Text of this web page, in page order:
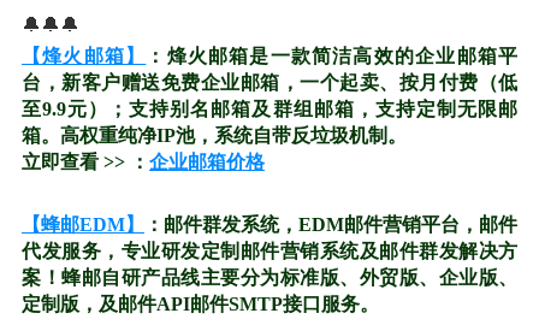
🔔🔔🔔
【烽火邮箱】
：烽火邮箱是一款简洁高效的企业邮箱平
台，新客户赠送免费企业邮箱，一个起卖、按月付费（低
至9.9元）；支持别名邮箱及群组邮箱，支持定制无限邮
箱。高权重纯净IP池，系统自带反垃圾机制。
立即查看 >> ： 企业邮箱价格
【蜂邮EDM】
：邮件群发系统，EDM邮件营销平台，邮件
代发服务，专业研发定制邮件营销系统及邮件群发解决方
案！蜂邮自研产品线主要分为标准版、外贸版、企业版、
定制版，及邮件API邮件SMTP接口服务。